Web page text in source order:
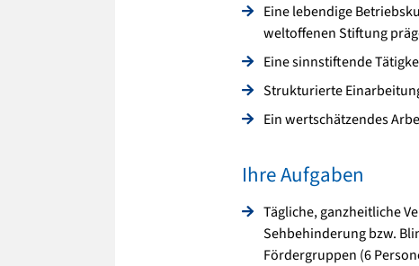
Eine lebendige
weltoffenen Stiftung
Eine sinnstiftende
Strukturierte
Ein wertschätzendes
Ihre Aufgaben
Tägliche, ganzheitliche
Sehbehinderung bzw.
Fördergruppen (6